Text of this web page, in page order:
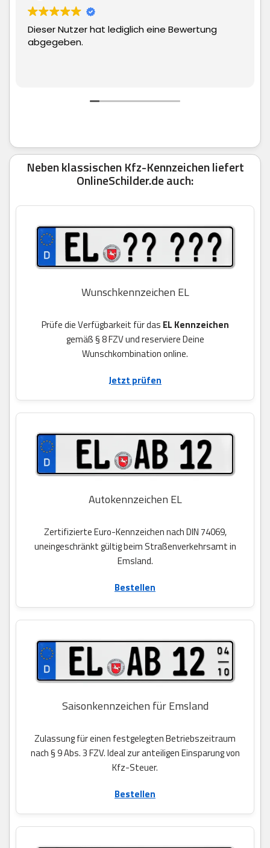
hat lediglich eine Bewertung
Neben klassischen Kfz-Kennzeichen liefert
OnlineSchilder.de auch:
Wunschkennzeichen EL
Prüfe die Verfügbarkeit für das EL Kennzeichen
gemäß § 8 FZV und reserviere Deine
Wunschkombination online.
Jetzt prüfen
Autokennzeichen EL
Zertifizierte Euro-Kennzeichen nach DIN 74069,
uneingeschränkt gültig beim Straßenverkehrsamt in
Emsland.
Bestellen
Saisonkennzeichen für Emsland
Zulassung für einen festgelegten Betriebszeitraum
nach § 9 Abs. 3 FZV. Ideal zur anteiligen Einsparung von
Kfz-Steuer.
Bestellen